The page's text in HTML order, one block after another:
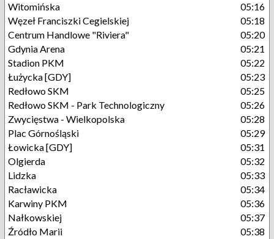
Witomińska
05:16
Węzeł Franciszki Cegielskiej
05:18
Centrum Handlowe "Riviera"
05:20
Gdynia Arena
05:21
Stadion PKM
05:22
Łużycka [GDY]
05:23
Redłowo SKM
05:25
Redłowo SKM - Park Technologiczny
05:26
Zwycięstwa - Wielkopolska
05:28
Plac Górnośląski
05:29
Łowicka [GDY]
05:31
Olgierda
05:32
Lidzka
05:33
Racławicka
05:34
Karwiny PKM
05:36
Nałkowskiej
05:37
Źródło Marii
05:38